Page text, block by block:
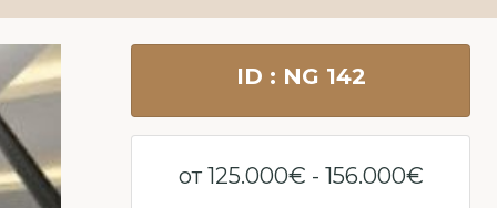
ID : NG 142
от 125.000€ - 156.000€